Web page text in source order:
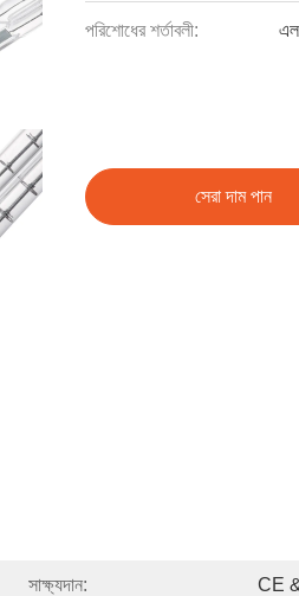
পরিশোধের শর্তাবলী:
সেরা দাম পান
সাক্ষ্যদান: CE